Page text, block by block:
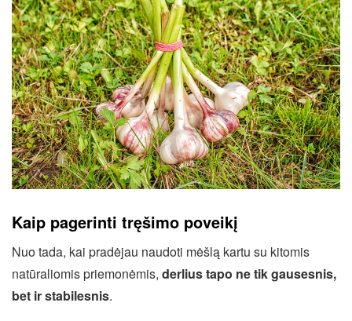
Kaip pagerinti tręšimo poveikį
Nuo tada, kai pradėjau naudoti mėšlą kartu su kitomis
natūraliomis priemonėmis, derlius tapo ne tik gausesnis,
bet ir stabilesnis.